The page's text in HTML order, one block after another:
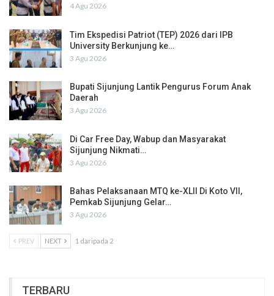
4 Agu 2026
Tim Ekspedisi Patriot (TEP) 2026 dari IPB
University Berkunjung ke…
3 Agu 2026
Bupati Sijunjung Lantik Pengurus Forum Anak
Daerah
3 Agu 2026
Di Car Free Day, Wabup dan Masyarakat
Sijunjung Nikmati…
3 Agu 2026
Bahas Pelaksanaan MTQ ke-XLII Di Koto VII,
Pemkab Sijunjung Gelar…
3 Agu 2026
PREV NEXT 1 daripada 2
TERBARU